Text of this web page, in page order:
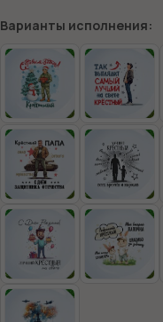
Варианты исполнения: